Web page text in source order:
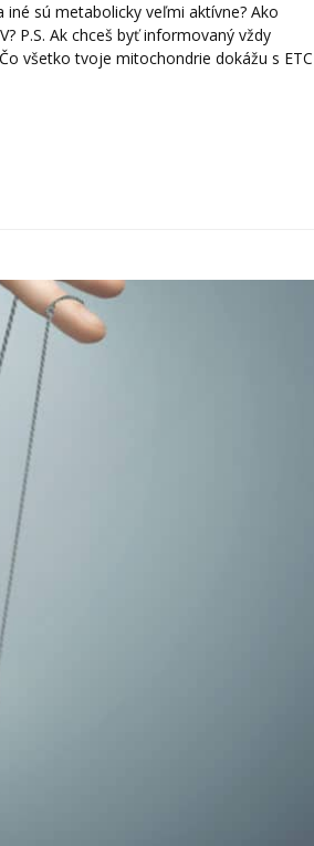
sú metabolicky veľmi aktívne? Ako
P.S. Ak chceš byť informovaný vždy
všetko tvoje mitochondrie dokážu s ETC